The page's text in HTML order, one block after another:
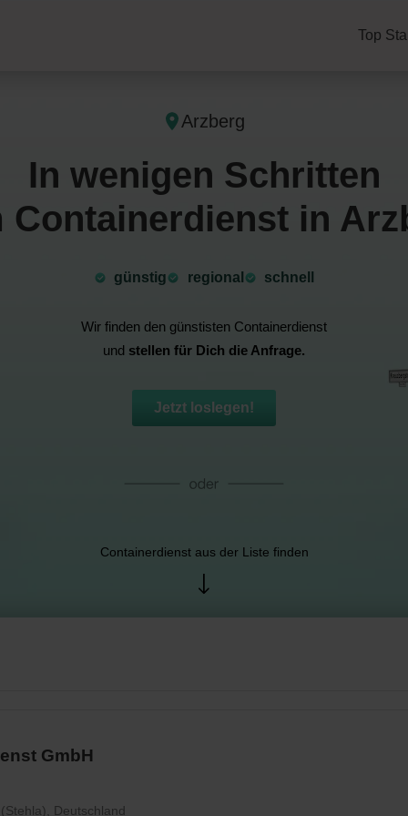
Top
Arzberg
In wenigen Schritten
Containerdienst in
günstig ⁠regional schnell
Wir finden den günstisten Containerdienst
und stellen für Dich die Anfrage.
Jetzt loslegen!
Containerdienst aus der Liste finden
GmbH
Deutschland